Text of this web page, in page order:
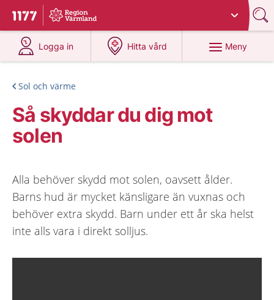
Till startsidan för 1177
Du har valt region
Logga in
på 1177.se
Hitta vård
på 1177.se
Meny
Sol och värme
Så skyddar du dig mot
solen
Alla behöver skydd mot solen, oavsett ålder.
Barns hud är mycket känsligare än vuxnas och
behöver extra skydd. Barn under ett år ska helst
inte alls vara i direkt solljus.